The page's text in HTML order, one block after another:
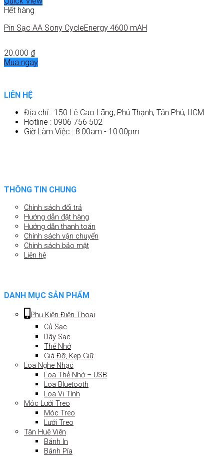
Hết hàng
Pin Sạc AA Sony CycleEnergy 4600 mAH
20.000 ₫
Mua ngay
LIÊN HỆ
Địa chỉ : 150 Lê Cao Lãng, Phú Thạnh, Tân Phú, HCM
Hotline : 0906 756 502
Giờ Làm Việc : 8:00am - 10:00pm
THÔNG TIN CHUNG
Chính sách đổi trả
Hướng dẫn đặt hàng
Hướng dẫn thanh toán
Chính sách vận chuyển
Chính sách bảo mật
Liên hệ
DANH MỤC SẢN PHẨM
Phụ Kiện Điện Thoại
Củ Sạc
Dây Sạc
Thẻ Nhớ
Giá Đỡ, Kẹp Giữ
Loa Nghe Nhạc
Loa Thẻ Nhớ – USB
Loa Bluetooth
Loa Vi Tính
Móc Lưới Treo
Móc Treo
Lưới Treo
Tân Huê Viên
Bánh In
Bánh Pía